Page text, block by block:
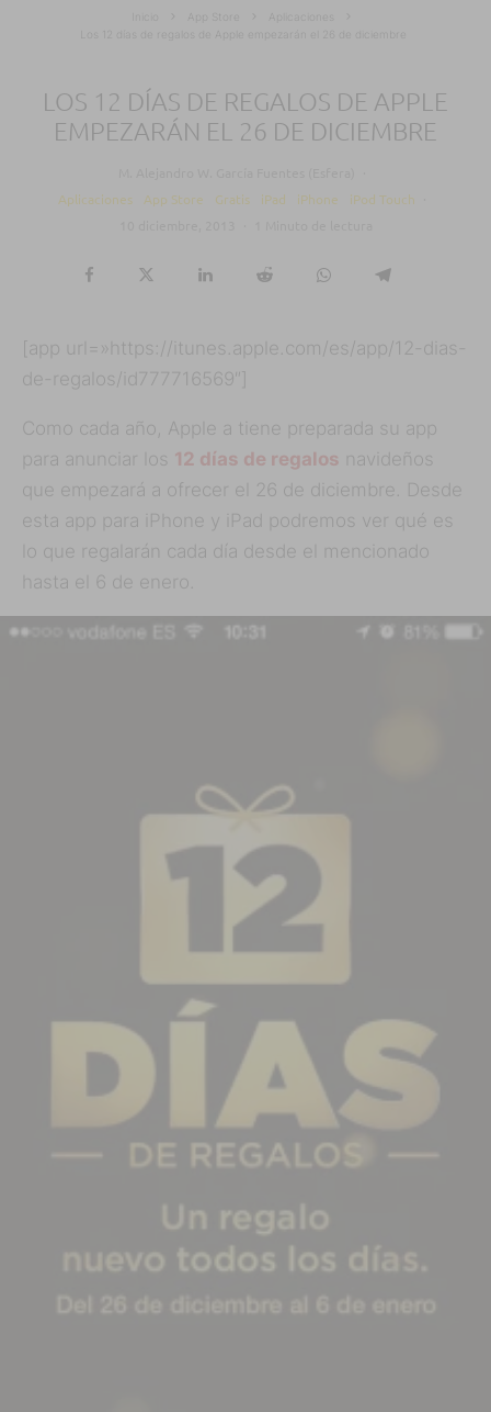
App Store
Aplicaciones
Los 12 días de regalos de Apple empezarán el 26 de diciembre
LOS 12 DÍAS DE REGALOS DE APPLE
EMPEZARÁN EL 26 DE DICIEMBRE
Aplicaciones
App Store Gratis iPad iPhone iPod Touch
[app url=»https://itunes.apple.com/es/app/12-dias-
de-regalos/id777716569″]
Como cada año, Apple a tiene preparada su app
para anunciar los 12 días de regalos navideños
que empezará a ofrecer el 26 de diciembre. Desde
esta app para iPhone y iPad podremos ver qué es
lo que regalarán cada día desde el mencionado
hasta el 6 de enero.